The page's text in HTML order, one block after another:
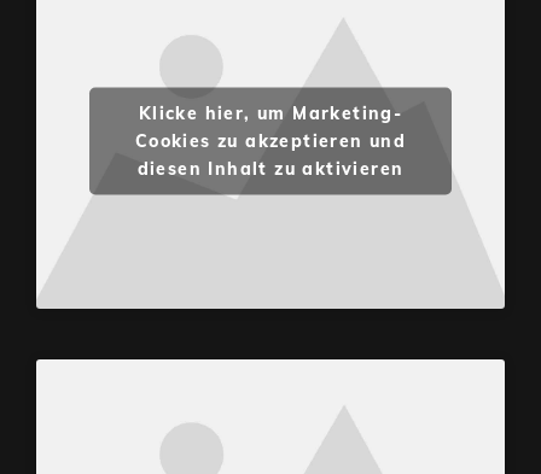
Klicke hier, um Marketing-
Cookies zu akzeptieren und
diesen Inhalt zu aktivieren